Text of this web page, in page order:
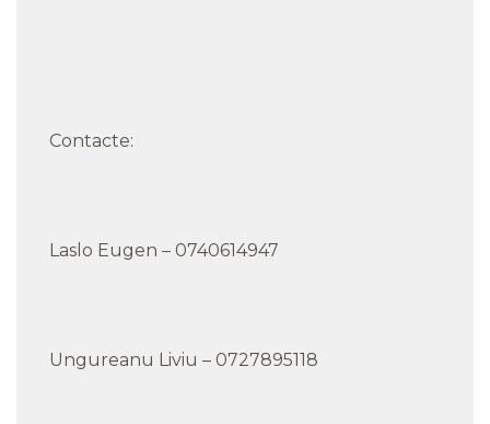
Contacte:
Laslo Eugen – 0740614947
Ungureanu Liviu – 0727895118